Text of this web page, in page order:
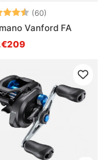
(60)
Vanford FA